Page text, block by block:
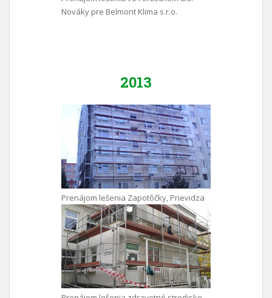
Nováky pre Belmont Klima s.r.o.
2013
Prenájom lešenia Zapotôčky, Prievidza